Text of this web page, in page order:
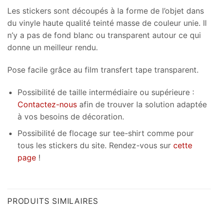
Les stickers sont découpés à la forme de l’objet dans
du vinyle haute qualité teinté masse de couleur unie. Il
n’y a pas de fond blanc ou transparent autour ce qui
donne un meilleur rendu.
Pose facile grâce au film transfert tape transparent.
Possibilité de taille intermédiaire ou supérieure :
Contactez-nousafin de trouver la solution adaptée
à vos besoins de décoration.
Possibilité de flocage sur tee-shirt comme pour
tous les stickers du site. Rendez-vous sur cette
page!
PRODUITS SIMILAIRES